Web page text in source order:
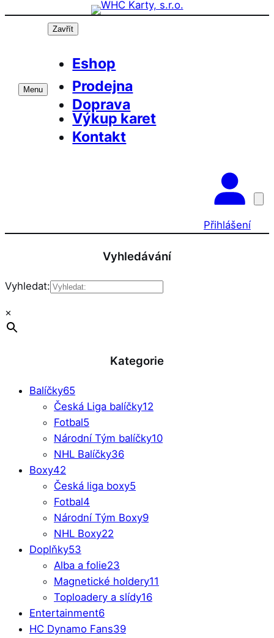
Přeskočit
Menu
Zavřít
Eshop
Prodejna
Doprava
Výkup karet
Kontakt
Přihlášení
Vyhledávání
Vyhledat:
×
Kategorie
Balíčky65
Česká Liga balíčky12
Fotbal5
Národní Tým balíčky10
NHL Balíčky36
Boxy42
Česká liga boxy5
Fotbal4
Národní Tým Boxy9
NHL Boxy22
Doplňky53
Alba a folie23
Magnetické holdery11
Toploadery a slídy16
Entertainment6
HC Dynamo Fans39